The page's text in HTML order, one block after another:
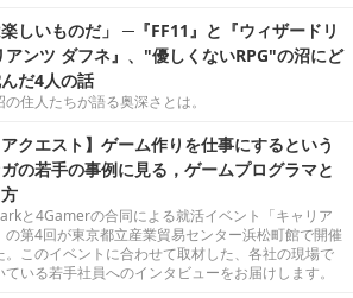
楽しいものだ」 ─『FF11』と『ウィザードリ
アンツ ダフネ』、"優しくないRPG"の沼にど
だ4人の話
住人たちが語る奥深さとは。
アクエスト】ゲーム作りを仕事にするという
の若手の事例に見る，ゲームプログラマと
と4Gamerの合同による就活イベント「キャリア
の第4回が東京都立産業貿易センター浜松町館で開催
。このイベントに合わせて取材した、各社の現場で
いる若手社員へのインタビューをお届けします。